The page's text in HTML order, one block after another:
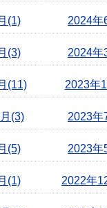
(1) 2024年
(3) 2024年
(11) 2023年
(3) 2023年
(5) 2023年
(1) 2022年